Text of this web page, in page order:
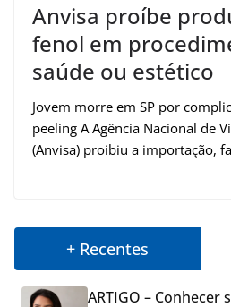
Anvisa proíbe
fenol em
saúde ou estético
Jovem morre em SP por
peeling A Agência Nacional de
(Anvisa) proibiu a importação,
+ Recentes
ARTIGO – Conhecer